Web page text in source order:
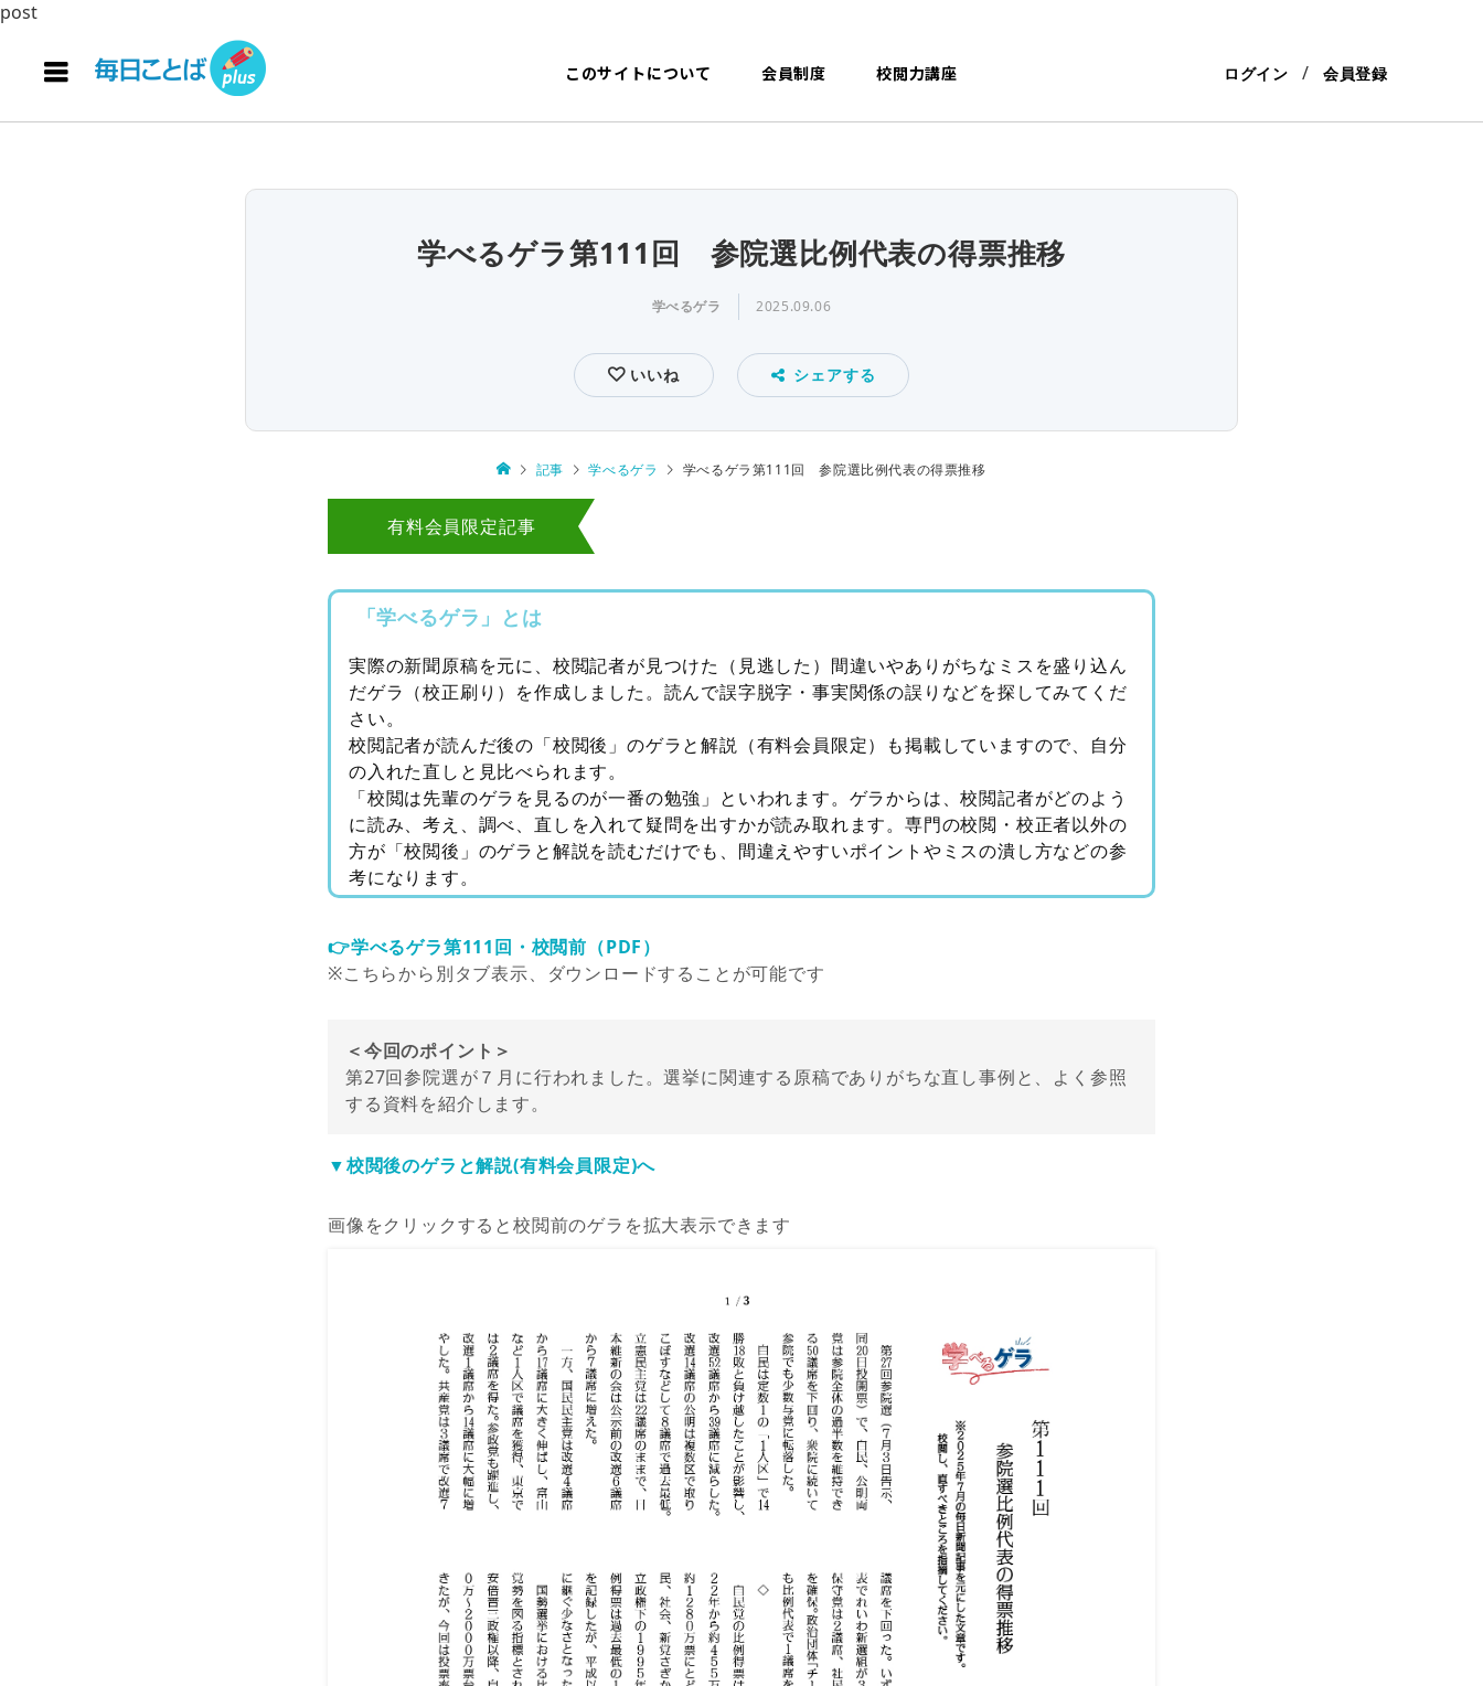
post
このサイトについて 会員制度 校閲力講座 ログイン 会員登録
学べるゲラ第111回 参院選比例代表の得票推移
学べるゲラ 2025.09.06
いいね シェアする
記事 学べるゲラ 学べるゲラ第111回 参院選比例代表の得票推移
有料会員限定記事
「学べるゲラ」とは
実際の新聞原稿を元に、校閲記者が見つけた（見逃した）間違いやありがちなミスを盛り込ん
だゲラ（校正刷り）を作成しました。読んで誤字脱字・事実関係の誤りなどを探してみてくだ
さい。
校閲記者が読んだ後の「校閲後」のゲラと解説（有料会員限定）も掲載していますので、自分
の入れた直しと見比べられます。
「校閲は先輩のゲラを見るのが一番の勉強」といわれます。ゲラからは、校閲記者がどのよう
に読み、考え、調べ、直しを入れて疑問を出すかが読み取れます。専門の校閲・校正者以外の
方が「校閲後」のゲラと解説を読むだけでも、間違えやすいポイントやミスの潰し方などの参
考になります。
👉学べるゲラ第111回・校閲前（PDF）
※こちらから別タブ表示、ダウンロードすることが可能です
＜今回のポイント＞
第27回参院選が７月に行われました。選挙に関連する原稿でありがちな直し事例と、よく参照
する資料を紹介します。
▼校閲後のゲラと解説(有料会員限定)へ
画像をクリックすると校閲前のゲラを拡大表示できます